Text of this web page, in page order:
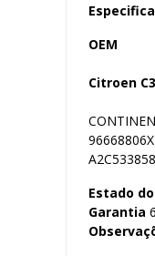
OEM
Citroen C3
Estado
Garantia